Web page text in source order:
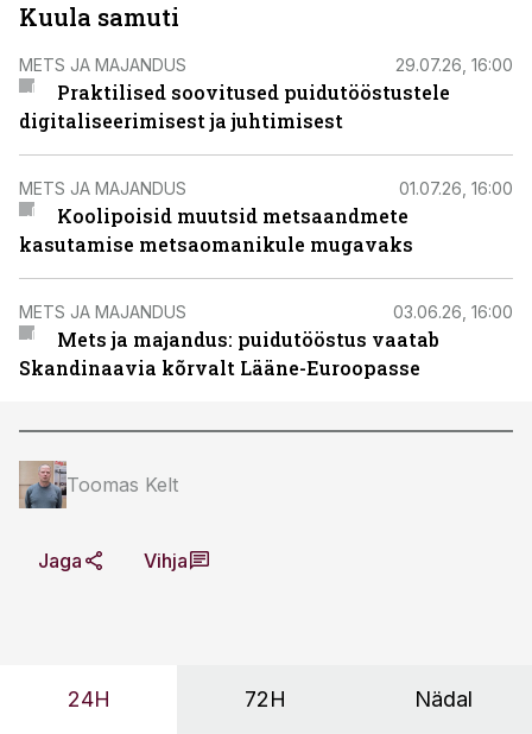
Kuula samuti
METS JA MAJANDUS 29.07.26, 16:00
Praktilised soovitused puidutööstustele
digitaliseerimisest ja juhtimisest
METS JA MAJANDUS 01.07.26, 16:00
Koolipoisid muutsid metsaandmete
kasutamise metsaomanikule mugavaks
METS JA MAJANDUS 03.06.26, 16:00
Mets ja majandus: puidutööstus vaatab
Skandinaavia kõrvalt Lääne-Euroopasse
Toomas Kelt
Jaga Vihja
24H 72H Nädal